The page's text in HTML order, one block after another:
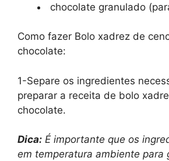
chocolate granulado
Como fazer Bolo xadrez de
chocolate:
1-Separe os ingredientes
preparar a receita de bolo
chocolate.
Dica: É importante que os
em temperatura ambiente para